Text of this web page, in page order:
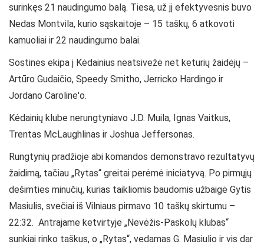
surinkęs 21 naudingumo balą. Tiesa, už jį efektyvesnis buvo
Nedas Montvila, kurio sąskaitoje – 15 taškų, 6 atkovoti
kamuoliai ir 22 naudingumo balai.
Sostinės ekipa į Kėdainius neatsivežė net keturių žaidėjų –
Artūro Gudaičio, Speedy Smitho, Jerricko Hardingo ir
Jordano Caroline'o.
Kėdainių klube nerungtyniavo J.D. Muila, Ignas Vaitkus,
Trentas McLaughlinas ir Joshua Jeffersonas.
Rungtynių pradžioje abi komandos demonstravo rezultatyvų
žaidimą, tačiau „Rytas“ greitai perėmė iniciatyvą. Po pirmųjų
dešimties minučių, kurias taikliomis baudomis užbaigė Gytis
Masiulis, svečiai iš Vilniaus pirmavo 10 taškų skirtumu –
22:32. Antrajame ketvirtyje „Nevėžis-Paskolų klubas“
sunkiai rinko taškus, o „Rytas“, vedamas G. Masiulio ir vis dar